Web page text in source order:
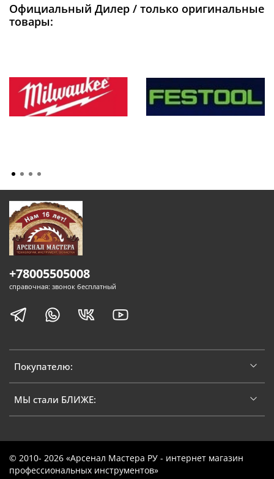
Официальный Дилер / только оригинальные
товары:
Покупателю:
МЫ стали БЛИЖЕ:
+78005505008
справочная: звонок бесплатный
© 2010- 2026 «Арсенал Мастера РУ - интернет магазин
профессиональных инструментов»